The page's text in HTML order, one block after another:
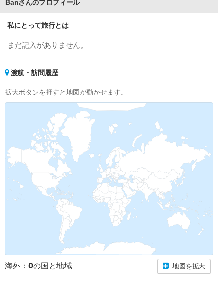
Banさんのプロフィール
私にとって旅行とは
まだ記入がありません。
渡航・訪問履歴
拡大ボタンを押すと地図が動かせます。
海外： 0の国と地域 地図を拡大